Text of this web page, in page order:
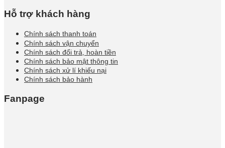
Hỗ trợ khách hàng
Chính sách thanh toán
Chính sách vận chuyển
Chính sách đổi trả, hoàn tiền
Chính sách bảo mật thông tin
Chính sách xử lí khiếu nại
Chính sách bảo hành
Fanpage